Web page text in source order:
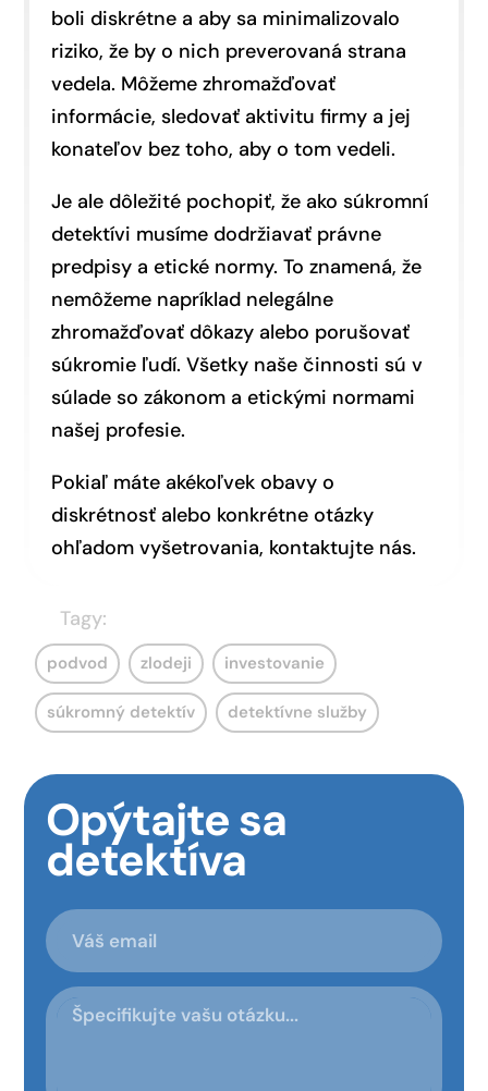
boli diskrétne a aby sa minimalizovalo
riziko, že by o nich preverovaná strana
vedela. Môžeme zhromažďovať
informácie, sledovať aktivitu firmy a jej
konateľov bez toho, aby o tom vedeli.
Je ale dôležité pochopiť, že ako súkromní
detektívi musíme dodržiavať právne
predpisy a etické normy. To znamená, že
nemôžeme napríklad nelegálne
zhromažďovať dôkazy alebo porušovať
súkromie ľudí. Všetky naše činnosti sú v
súlade so zákonom a etickými normami
našej profesie.
Pokiaľ máte akékoľvek obavy o
diskrétnosť alebo konkrétne otázky
ohľadom vyšetrovania, kontaktujte nás.
Tagy:
podvod zlodeji investovanie
súkromný detektív detektívne služby
Opýtajte sa
detektíva